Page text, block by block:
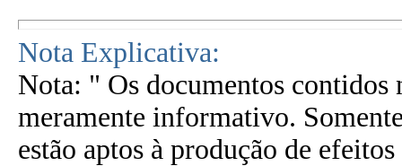
Nota Explicativa:
Nota: " Os documentos contidos
meramente informativo.
estão aptos à produção de